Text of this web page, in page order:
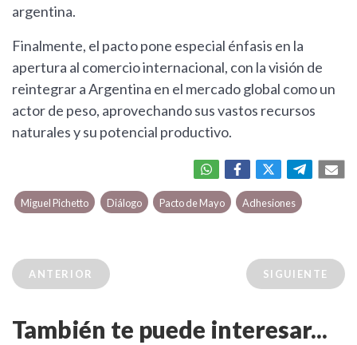
argentina.
Finalmente, el pacto pone especial énfasis en la
apertura al comercio internacional, con la visión de
reintegrar a Argentina en el mercado global como un
actor de peso, aprovechando sus vastos recursos
naturales y su potencial productivo.
Miguel Pichetto Diálogo Pacto de Mayo Adhesiones
ANTERIOR SIGUIENTE
También te puede interesar...